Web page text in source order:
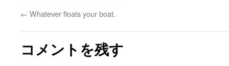
← Whatever floats your boat.
コメントを残す